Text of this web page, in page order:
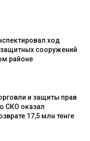
ход
сооружений
районе
и защиты прав
СКО оказал
17,5 млн тенге